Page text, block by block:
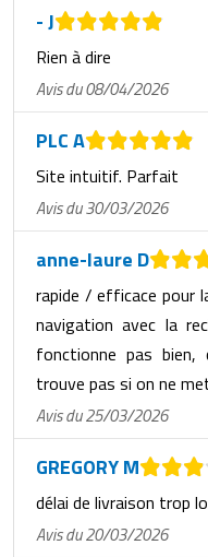
- J
Rien à dire
Avis du 08/04/2026
PLC A
Site intuitif. Parfait
Avis du 30/03/2026
anne-laure D
rapide / efficace pour
navigation avec la
fonctionne pas
trouve pas si on ne
Avis du 25/03/2026
GREGORY M
délai de livraison trop
Avis du 20/03/2026